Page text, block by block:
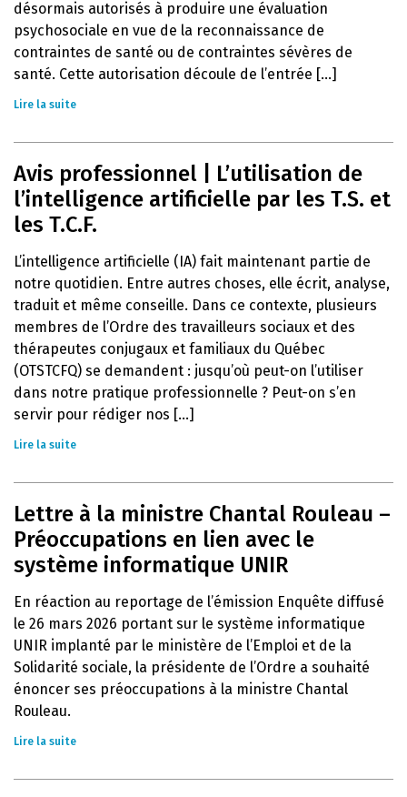
désormais autorisés à produire une évaluation
psychosociale en vue de la reconnaissance de
contraintes de santé ou de contraintes sévères de
santé. Cette autorisation découle de l’entrée [...]
Lire la suite
Avis professionnel | L’utilisation de
l’intelligence artificielle par les T.S. et
les T.C.F.
L’intelligence artificielle (IA) fait maintenant partie de
notre quotidien. Entre autres choses, elle écrit, analyse,
traduit et même conseille. Dans ce contexte, plusieurs
membres de l’Ordre des travailleurs sociaux et des
thérapeutes conjugaux et familiaux du Québec
(OTSTCFQ) se demandent : jusqu’où peut-on l’utiliser
dans notre pratique professionnelle ? Peut-on s’en
servir pour rédiger nos [...]
Lire la suite
Lettre à la ministre Chantal Rouleau –
Préoccupations en lien avec le
système informatique UNIR
En réaction au reportage de l’émission Enquête diffusé
le 26 mars 2026 portant sur le système informatique
UNIR implanté par le ministère de l’Emploi et de la
Solidarité sociale, la présidente de l’Ordre a souhaité
énoncer ses préoccupations à la ministre Chantal
Rouleau.
Lire la suite